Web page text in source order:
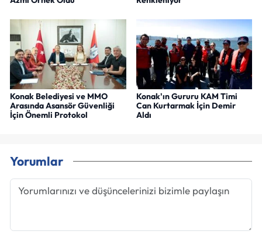
Konak Belediyesi ve MMO
Arasında Asansör Güvenliği
İçin Önemli Protokol
Konak'ın Gururu KAM Timi
Can Kurtarmak İçin Demir
Aldı
Yorumlar